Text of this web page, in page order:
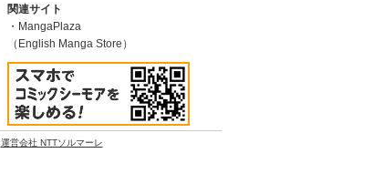
関連サイト
MangaPlaza
（English Manga Store）
運営会社 NTTソルマーレ